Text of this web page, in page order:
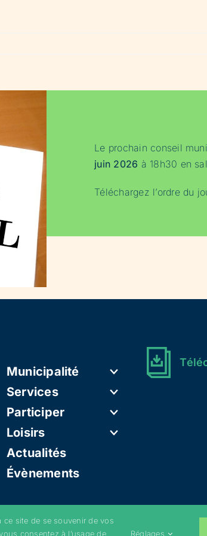
Le prochain conseil
juin 2026 à 18h30 en
Téléchargez l’ordre du
Municipalité
Services
Participer
Loisirs
Actualités
Évènements
ce site de se souvenir de vos
consentez à l’usage de
Réglages